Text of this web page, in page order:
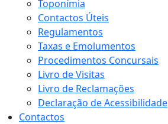
Toponímia
Contactos Úteis
Regulamentos
Taxas e Emolumentos
Procedimentos Concursais
Livro de Visitas
Livro de Reclamações
Declaração de Acessibilidade
Contactos